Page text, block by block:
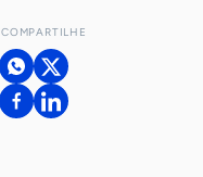
COMPARTILHE